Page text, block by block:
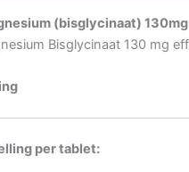
(bisglycinaat) 130mg
Bisglycinaat 130 mg
per tablet: